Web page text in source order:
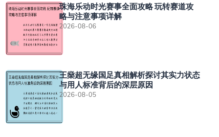
珠海乐动时光赛事全面攻略 玩转赛道攻
略与注意事项详解
2026-08-06
王燊超无缘国足真相解析探讨其实力状态
与用人标准背后的深层原因
2026-08-05